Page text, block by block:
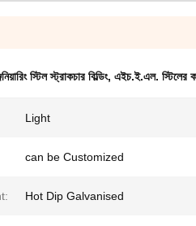
স্টিল স্ট্রাকচার বিল্ডিং, এইচ.ই.এল. স্টিলের
Light
can be Customized
Hot Dip Galvanised